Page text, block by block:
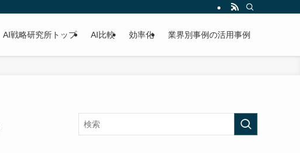
AI戦略研究所トップ AI比較 効率化 業界別事例の活用事例